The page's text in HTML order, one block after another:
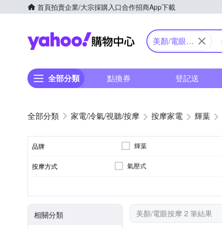
首頁拍賣企業/大宗採購入口合作招商App下載
Yahoo購物中心
美顏/電眼按
全部分類 點換券 登記送
家電/冷氣/視聽/按摩 按摩家電 輝葉
品牌 輝葉
按摩方式 氣壓式
相關分類 美顏/電眼按摩 2 筆結果